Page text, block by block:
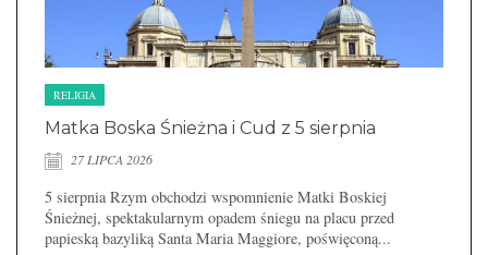
RELIGIA
Matka Boska Śnieżna i Cud z 5 sierpnia
27 LIPCA 2026
5 sierpnia Rzym obchodzi wspomnienie Matki Boskiej
Śnieżnej, spektakularnym opadem śniegu na placu przed
papieską bazyliką Santa Maria Maggiore, poświęconą...